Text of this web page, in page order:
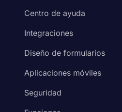
Centro de ayuda
Integraciones
Diseño de formularios
Aplicaciones móviles
Seguridad